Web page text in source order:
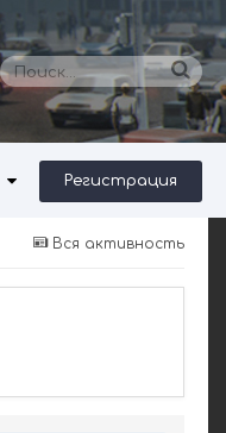
Регистрация
Вся активность